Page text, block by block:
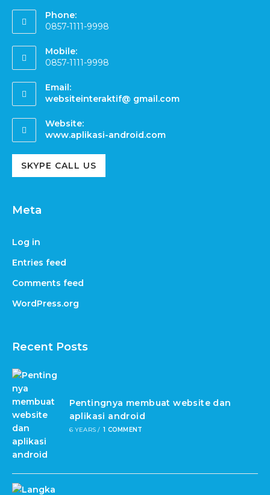
Phone:
0857-1111-9998
Mobile:
0857-1111-9998
Email:
websiteinteraktif@ gmail.com
Website:
www.aplikasi-android.com
SKYPE CALL US
Meta
Log in
Entries feed
Comments feed
WordPress.org
Recent Posts
Pentingnya membuat website dan
aplikasi android
6 YEARS / 1 COMMENT